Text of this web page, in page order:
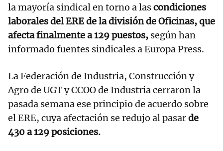
la mayoría sindical en torno a lascondiciones
laborales del ERE de la división de Oficinas, que
afecta finalmente a 129 puestos, según han
informado fuentes sindicales a Europa Press.
La Federación de Industria, Construcción y
Agro de UGT y CCOO de Industria cerraron la
pasada semana ese principio de acuerdo sobre
el ERE, cuya afectación se redujo al pasarde
430 a 129 posiciones.